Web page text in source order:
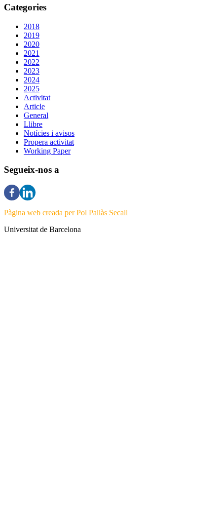
Categories
2018
2019
2020
2021
2022
2023
2024
2025
Activitat
Article
General
Llibre
Notícies i avisos
Propera activitat
Working Paper
Segueix-nos a
Pàgina web creada per Pol Pallàs Secall
Universitat de Barcelona